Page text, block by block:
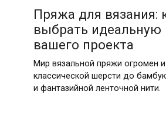
Пряжа для вязания:
выбрать идеальную
вашего проекта
Мир вязальной пряжи огромен
классической шерсти до
и фантазийной ленточной нити.